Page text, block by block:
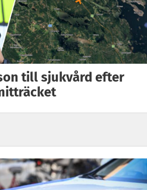
till sjukvård efter